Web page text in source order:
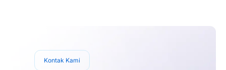
Kontak Kami